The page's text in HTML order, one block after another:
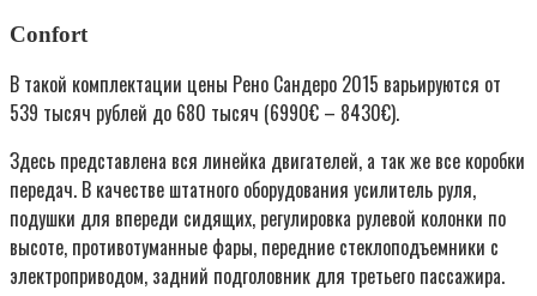
Confort
В такой комплектации цены Рено Сандеро 2015 варьируются от
539 тысяч рублей до 680 тысяч (6990€ – 8430€).
Здесь представлена вся линейка двигателей, а так же все коробки
передач. В качестве штатного оборудования усилитель руля,
подушки для впереди сидящих, регулировка рулевой колонки по
высоте, противотуманные фары, передние стеклоподъемники с
электроприводом, задний подголовник для третьего пассажира.